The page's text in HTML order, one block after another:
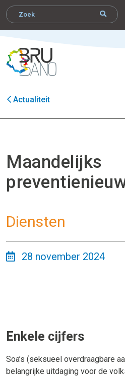
Actualiteit
Maandelijks
Diensten
28 november 2024
Enkele cijfers
Soa’s (seksueel overdraagbare
belangrijke uitdaging voor de